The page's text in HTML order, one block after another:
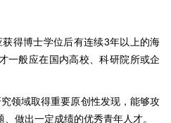
获得博士学位后有连续3年以上的海
一般应在国内高校、科研院所或企
领域取得重要原创性发现，能够攻
做出一定成绩的优秀青年人才。